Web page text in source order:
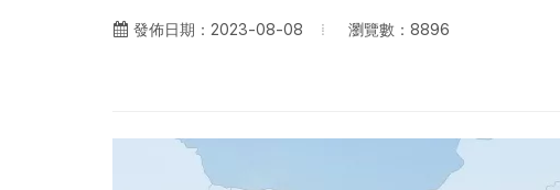
發佈日期：2023-08-08 瀏覽數：8896